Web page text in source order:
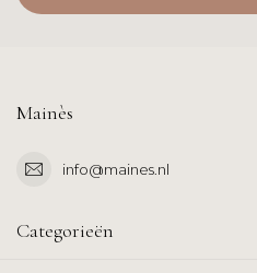
Mainès
info@maines.nl
Categorieën